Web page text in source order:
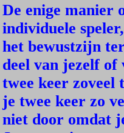
De enige manier
individuele
het bewustzijn
deel van jezelf
twee keer zoveel
je twee keer zo
niet door omdat